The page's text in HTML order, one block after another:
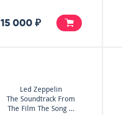
15 000 ₽
Led Zeppelin
The Soundtrack From
The Film The Song ...